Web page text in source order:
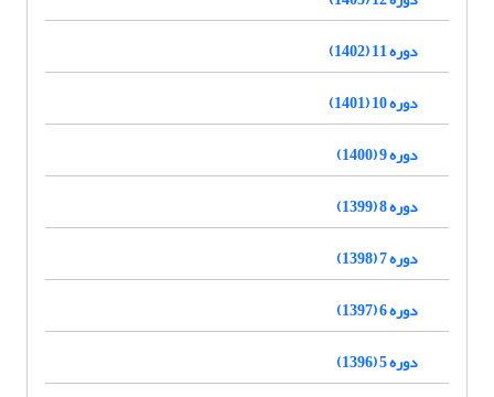
دوره 11 (1402)
دوره 10 (1401)
دوره 9 (1400)
دوره 8 (1399)
دوره 7 (1398)
دوره 6 (1397)
دوره 5 (1396)